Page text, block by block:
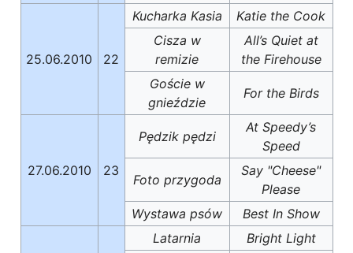
25.06.2010 22
Kucharka Kasia
Katie the Cook
Cisza w
remizie
All’s Quiet at
the Firehouse
Goście w
gnieździe
For the Birds
27.06.2010 23
Pędzik pędzi
At Speedy’s
Speed
Foto przygoda
Say "Cheese"
Please
Wystawa psów
Best In Show
Latarnia Bright Light